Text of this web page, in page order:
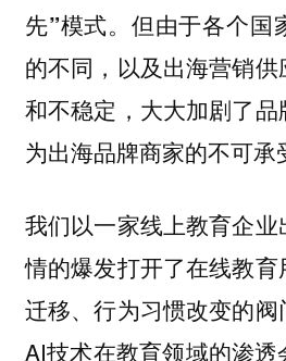
先”模式。但由于各个国
的不同，以及出海营销
和不稳定，大大加剧了
为出海品牌商家的不可承
我们以一家线上教育企
情的爆发打开了在线教
迁移、行为习惯改变的
AI技术在教育领域的渗